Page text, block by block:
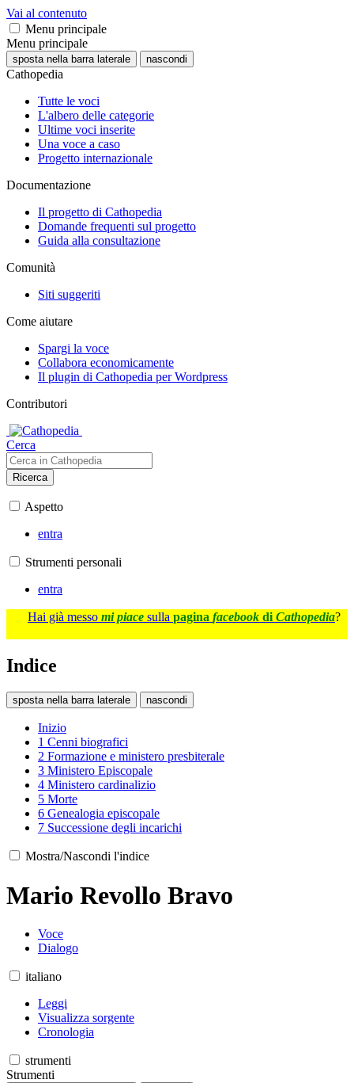
Vai al contenuto
Menu principale
Menu principale
sposta nella barra laterale nascondi
Cathopedia
Tutte le voci
L'albero delle categorie
Ultime voci inserite
Una voce a caso
Progetto internazionale
Documentazione
Il progetto di Cathopedia
Domande frequenti sul progetto
Guida alla consultazione
Comunità
Siti suggeriti
Come aiutare
Spargi la voce
Collabora economicamente
Il plugin di Cathopedia per Wordpress
Contributori
Cerca
Ricerca
Aspetto
entra
Strumenti personali
entra
Hai già messo mi piace sulla pagina facebook di Cathopedia?
Indice
sposta nella barra laterale nascondi
Inizio
1 Cenni biografici
2 Formazione e ministero presbiterale
3 Ministero Episcopale
4 Ministero cardinalizio
5 Morte
6 Genealogia episcopale
7 Successione degli incarichi
Mostra/Nascondi l'indice
Mario Revollo Bravo
Voce
Dialogo
italiano
Leggi
Visualizza sorgente
Cronologia
strumenti
Strumenti